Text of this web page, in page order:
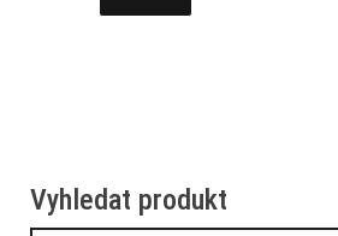
Vyhledat produkt